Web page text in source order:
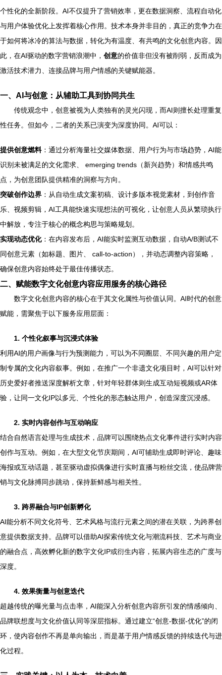
个性化的全新阶段。AI不仅提升了营销效率，更在数据洞察、流程自动化
与用户体验优化上发挥着核心作用。技术本身并非目的，真正的竞争力在
于如何将冰冷的算法与数据，转化为有温度、有共鸣的文化创意内容。因
此，在AI驱动的数字营销浪潮中， 创意的价值非但没有被削弱，反而成为
激活技术潜力、连接品牌与用户情感的关键赋能器。
一、AI与创意：从辅助工具到协同共生
传统观念中，创意被视为人类独有的灵光闪现，而AI则擅长处理重复
性任务。但如今，二者的关系已演变为深度协同。AI可以：
提供创意燃料：通过分析海量社交媒体数据、用户行为与市场趋势，AI能
识别未被满足的文化需求、 emerging trends（新兴趋势）和情感共鸣
点，为创意团队提供精准的洞察与方向。
突破创作边界 ：从自动生成文案初稿、设计多版本视觉素材，到创作音
乐、视频剪辑，AI工具能快速实现想法的可视化，让创意人员从繁琐执行
中解放，专注于核心的概念构思与策略规划。
实现动态优化：在内容发布后，AI能实时监测互动数据，自动A/B测试不
同创意元素（如标题、图片、 call-to-action），并动态调整内容策略，
确保创意内容始终处于最佳传播状态。
二、赋能数字文化创意内容应用服务的核心路径
数字文化创意内容的核心在于其文化属性与价值认同。AI时代的创意
赋能，需聚焦于以下服务应用层面：
1. 个性化叙事与沉浸式体验
利用AI的用户画像与行为预测能力，可以为不同圈层、不同兴趣的用户定
制专属的文化内容叙事。例如，在推广一个非遗文化项目时，AI可以针对
历史爱好者推送深度解析文章，针对年轻群体则生成互动短视频或AR体
验，让同一文化IP以多元、个性化的形态触达用户，创造深度沉浸感。
2. 实时内容创作与互动响应
结合自然语言处理与生成技术，品牌可以围绕热点文化事件进行实时内容
创作与互动。例如，在大型文化节庆期间，AI可辅助生成即时评论、趣味
海报或互动话题，甚至驱动虚拟偶像进行实时直播与粉丝交流，使品牌营
销与文化脉搏同步跳动，保持新鲜感与相关性。
3. 跨界融合与IP创新孵化
AI能分析不同文化符号、艺术风格与流行元素之间的潜在关联，为跨界创
意提供数据支持。品牌可以借助AI探索传统文化与潮流科技、艺术与商业
的融合点，高效孵化新的数字文化IP或衍生内容，拓展内容生态的广度与
深度。
4. 效果衡量与创意迭代
超越传统的曝光量与点击率，AI能深入分析创意内容所引发的情感倾向、
品牌联想度与文化价值认同等深层指标。通过建立“创意-数据-优化”的闭
环，使内容创作不再是单向输出，而是基于用户情感反馈的持续迭代与进
化过程。